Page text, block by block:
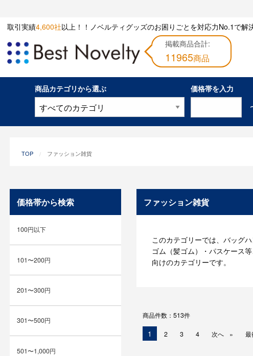
取引実績4,600社以上！！ノベルティグッズのお困りごとを対応力No.1で解
掲載商品合計:
11965商品
商品カテゴリから選ぶ
価格帯を入力
TOP ファッション雑貨
ファッション雑貨
このカテゴリーでは、バッグ
ゴム（髪ゴム）・パスケース
向けのカテゴリーです。
商品件数：513件
現1 2 3 4 次へ 最
価格帯から検索
100円以下
101〜200円
201〜300円
301〜500円
501〜1,000円